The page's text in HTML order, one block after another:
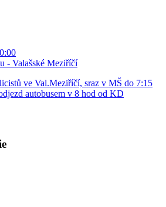
- Valašské Meziříčí
ve Val.Meziříčí, sraz v MŠ do 7:15
autobusem v 8 hod od KD